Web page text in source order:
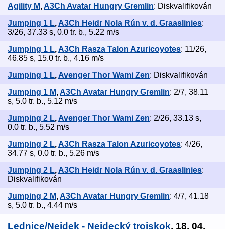
Agility M,A3Ch Avatar Hungry Gremlin: Diskvalifikován
Jumping 1 L, A3Ch Heidr Nola Rún v. d. Graaslinies:
3/26, 37.33 s, 0.0 tr. b., 5.22 m/s
Jumping 1 L,A3Ch Rasza Talon Azuricoyotes: 11/26,
46.85 s, 15.0 tr. b., 4.16 m/s
Jumping 1 L, Avenger Thor Wami Zen: Diskvalifikován
Jumping 1 M,A3Ch Avatar Hungry Gremlin: 2/7, 38.11
s, 5.0 tr. b., 5.12 m/s
Jumping 2 L, Avenger Thor Wami Zen: 2/26, 33.13 s,
0.0 tr. b., 5.52 m/s
Jumping 2 L,A3Ch Rasza Talon Azuricoyotes: 4/26,
34.77 s, 0.0 tr. b., 5.26 m/s
Jumping 2 L, A3Ch Heidr Nola Rún v. d. Graaslinies:
Diskvalifikován
Jumping 2 M,A3Ch Avatar Hungry Gremlin: 4/7, 41.18
s, 5.0 tr. b., 4.44 m/s
Lednice/Nejdek - Nejdecký trojskok, 18. 04.